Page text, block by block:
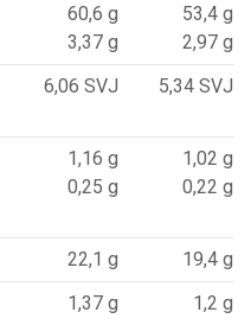
60,6 g
3,37 g
53,4 g
2,97 g
6,06 SVJ 5,34 SVJ
1,16 g
0,25 g
1,02 g
0,22 g
22,1 g
19,4 g
1,37 g 1,2 g